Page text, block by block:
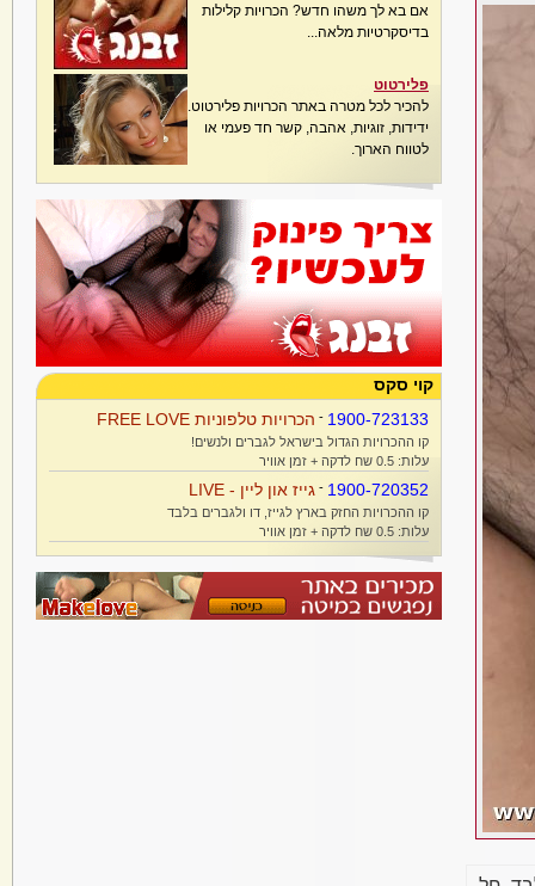
אם בא לך משהו חדש? הכרויות קלילות
בדיסקרטיות מלאה...
פלירטוט
להכיר לכל מטרה באתר הכרויות פלירטוט.
ידידות, זוגיות, אהבה, קשר חד פעמי או
לטווח הארוך.
קוי סקס
1900-723133
- הכרויות טלפוניות FREE LOVE
קו ההכרויות הגדול בישראל לגברים ולנשים!
עלות: 0.5 שח לדקה + זמן אוויר
1900-720352
- גייז און ליין - LIVE
קו ההכרויות החזק בארץ לגייז, דו ולגברים בלבד
עלות: 0.5 שח לדקה + זמן אוויר